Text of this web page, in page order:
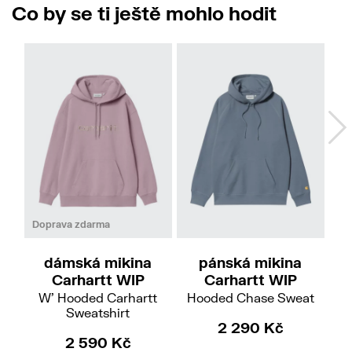
Co by se ti ještě mohlo hodit
Doprava zdarma
L
dámská mikina
Carhartt WIP
W' Hooded Carhartt
Sweatshirt
2 590 Kč
pánská mikina
Carhartt WIP
Hooded Chase Sweat
2 290 Kč